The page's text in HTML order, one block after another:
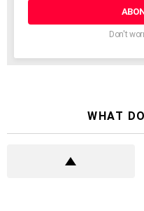
Don't
WHAT